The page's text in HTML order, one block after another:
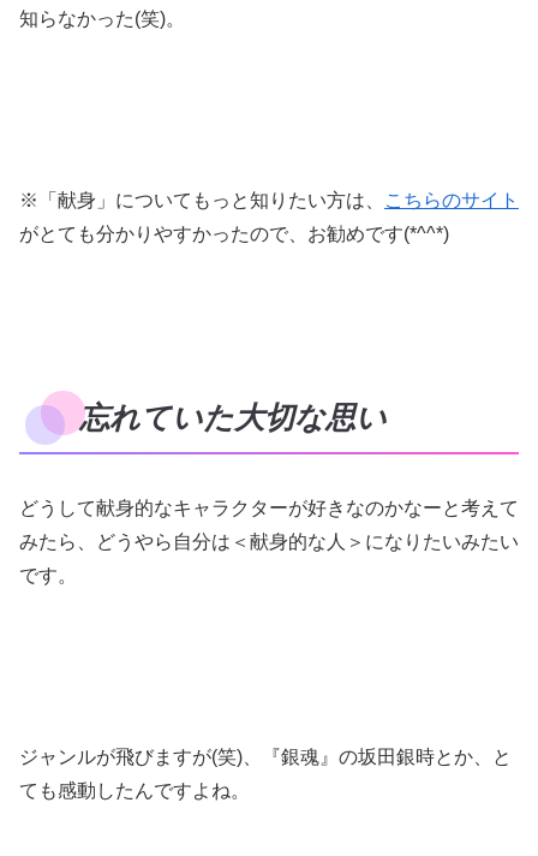
知らなかった(笑)。
※「献身」についてもっと知りたい方は、
こちらのサイト
がとても分かりやすかったので、お勧めです(*^^*)
忘れていた大切な思い
どうして献身的なキャラクターが好きなのかなーと考えて
みたら、どうやら自分は＜献身的な人＞になりたいみたい
です。
ジャンルが飛びますが(笑)、『銀魂』の坂田銀時とか、と
ても感動したんですよね。